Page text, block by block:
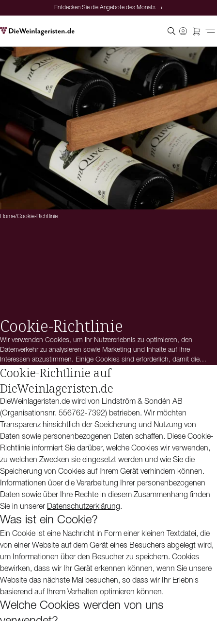
Entdecken Sie die Angebote des Monats →
Home/Cookie-Richtlinie
Cookie-Richtlinie
Wir verwenden Cookies, um Ihr Nutzererlebnis zu optimieren, den
Datenverkehr zu analysieren sowie Marketing und Inhalte auf Ihre
Interessen abzustimmen. Einige Cookies sind erforderlich, damit die
Website ordnungsgemäß funktioniert, während andere uns dabei helfen,
unsere Dienstleistungen weiterzuentwickeln und Ihnen ein relevanteres
Nutzungserlebnis zu bieten. Hier erfahren Sie mehr darüber, welche
Cookies wir verwenden und wie Sie Ihre Einstellungen verwalten können.
Cookie-Richtlinie auf
DieWeinlageristen.de
DieWeinlageristen.de wird von Lindström & Sondén AB
(Organisationsnr. 556762-7392) betrieben. Wir möchten
Transparenz hinsichtlich der Speicherung und Nutzung von
Daten sowie personenbezogenen Daten schaffen. Diese Cookie-
Richtlinie informiert Sie darüber, welche Cookies wir verwenden,
zu welchen Zwecken sie eingesetzt werden und wie Sie die
Speicherung von Cookies auf Ihrem Gerät verhindern können.
Informationen über die Verarbeitung Ihrer personenbezogenen
Daten sowie über Ihre Rechte in diesem Zusammenhang finden
Sie in unserer Datenschutzerklärung .
Was ist ein Cookie?
Ein Cookie ist eine Nachricht in Form einer kleinen Textdatei, die
von einer Website auf dem Gerät eines Besuchers abgelegt wird,
um Informationen über den Besucher zu speichern. Cookies
bewirken, dass wir Ihr Gerät erkennen können, wenn Sie unsere
Website das nächste Mal besuchen, so dass wir Ihr Erlebnis
basierend auf Ihrem Verhalten optimieren können.
Welche Cookies werden von uns